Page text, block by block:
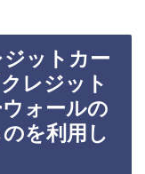
ットカー
レジット
ォールの
を利用し